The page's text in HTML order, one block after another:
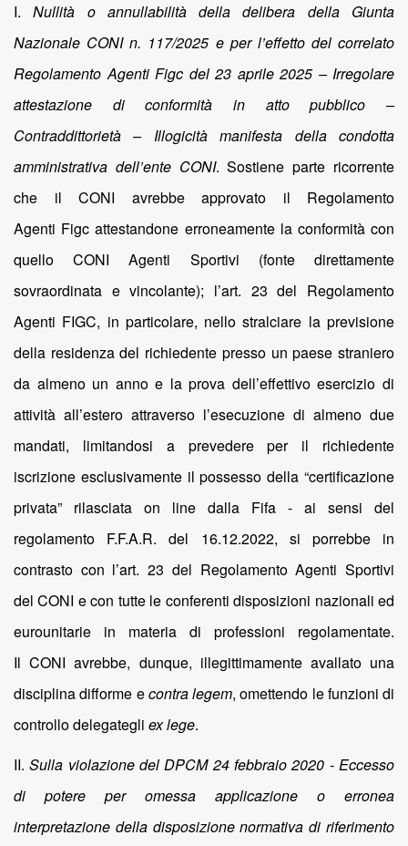
I.Nullità o annullabilità della delibera della Giunta
Nazionale CONI n. 117/2025 e per l’effetto del correlato
Regolamento Agenti Figc del 23 aprile 2025 – Irregolare
attestazione di conformità in atto pubblico –
Contraddittorietà – Illogicità manifesta della condotta
amministrativa dell’ente CONI. Sostiene parte ricorrente
che il CONI avrebbe approvato il Regolamento
Agenti Figc attestandone erroneamente la conformità con
quello CONI Agenti Sportivi (fonte direttamente
sovraordinata e vincolante); l’art. 23 del Regolamento
Agenti FIGC, in particolare, nello stralciare la previsione
della residenza del richiedente presso un paese straniero
da almeno un anno e la prova dell’effettivo esercizio di
attività all’estero attraverso l’esecuzione di almeno due
mandati, limitandosi a prevedere per il richiedente
iscrizione esclusivamente il possesso della “certificazione
privata” rilasciata on line dalla Fifa - ai sensi del
regolamento F.F.A.R. del 16.12.2022, si porrebbe in
contrasto con l’art. 23 del Regolamento Agenti Sportivi
del CONI e con tutte le conferenti disposizioni nazionali ed
eurounitarie in materia di professioni regolamentate.
Il CONI avrebbe, dunque, illegittimamente avallato una
disciplina difforme econtra legem, omettendo le funzioni di
controllo delegategli ex lege.
II.Sulla violazione del DPCM 24 febbraio 2020 - Eccesso
di potere per omessa applicazione o erronea
interpretazione della disposizione normativa di riferimento